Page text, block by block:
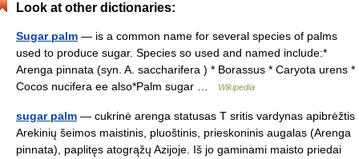
Look at other dictionaries:
Sugar palm — is a common name for several species of palms
used to produce sugar. Species so used and named include:*
Arenga pinnata (syn. A. saccharifera ) * Borassus * Caryota urens *
Cocos nucifera ee also*Palm sugar …
Wikipedia
sugar palm — cukrinė arenga statusas T sritis vardynas apibrėžtis
Arekinių šeimos maistinis, pluoštinis, prieskoninis augalas (Arenga
pinnata), paplitęs atogrąžų Azijoje. Iš jo gaminami maisto priedai